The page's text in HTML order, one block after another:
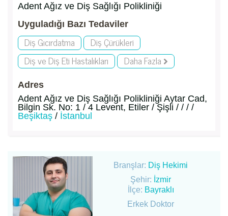
Adent Ağız ve Diş Sağlığı Polikliniği
Uyguladığı Bazı Tedaviler
Diş Gıcırdatma
Diş Çürükleri
Diş ve Diş Eti Hastalıkları
Daha Fazla
Adres
Adent Ağız ve Diş Sağlığı Polikliniği Aytar Cad,
Bilgin Sk. No: 1 / 4 Levent, Etiler / Şişli / / / /
Beşiktaş / İstanbul
Branşlar: Diş Hekimi
Şehir: İzmir
İlçe: Bayraklı
Erkek Doktor